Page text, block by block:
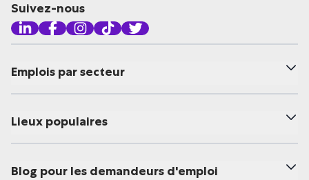
Suivez-nous
Emplois par secteur
Lieux populaires
Blog pour les demandeurs d'emploi